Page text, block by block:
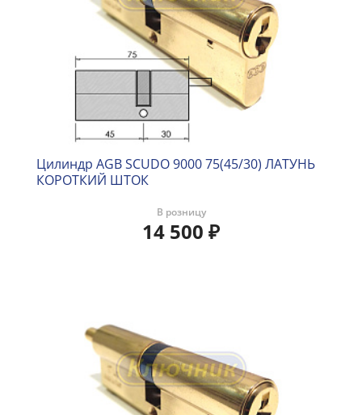
Цилиндр AGB SCUDO 9000 75(45/30) ЛАТУНЬ
КОРОТКИЙ ШТОК
В розницу
14 500 ₽